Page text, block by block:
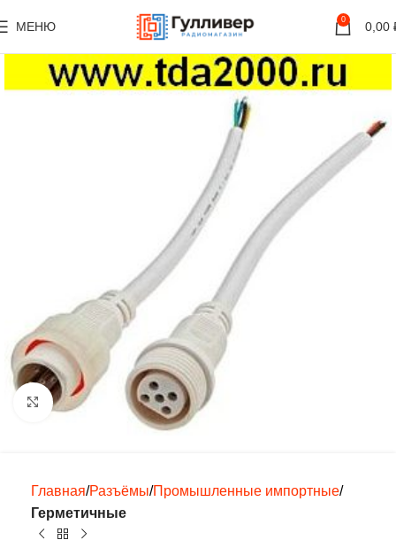
МЕНЮ 0 0,00
Нажмите, чтобы увеличить
Главная Разъёмы Промышленные импортные
Герметичные